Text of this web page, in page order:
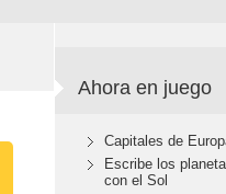
Ahora en juego
Capitales de
Escribe los
con el Sol